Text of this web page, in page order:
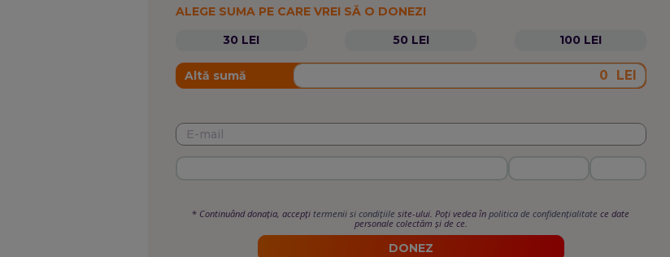
ALEGE SUMA PE CARE VREI SĂ O DONEZI
30 LEI
50 LEI 100 LEI
Altă sumă LEI
* Continuând donația, accepțitermenii si condițiile site-ului. Poți vedea înpolitica de confidențialitate ce date
personale colectăm și de ce.
DONEZ